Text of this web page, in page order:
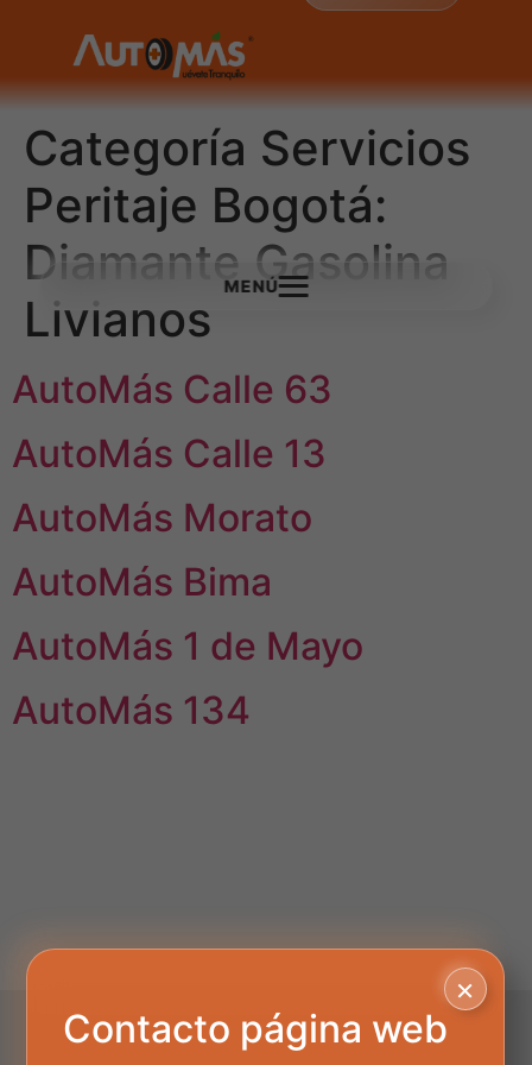
Categoría Servicios
Peritaje Bogotá:
Diamante Gasolina
Livianos
AutoMás Calle 63
AutoMás Calle 13
AutoMás Morato
AutoMás Bima
AutoMás 1 de Mayo
AutoMás 134
MENÚ
×
Contacto página web